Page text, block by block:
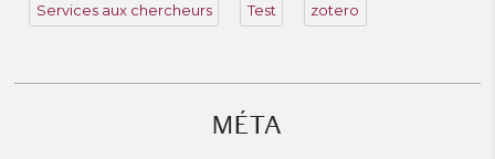
Services aux chercheurs Test zotero
MÉTA